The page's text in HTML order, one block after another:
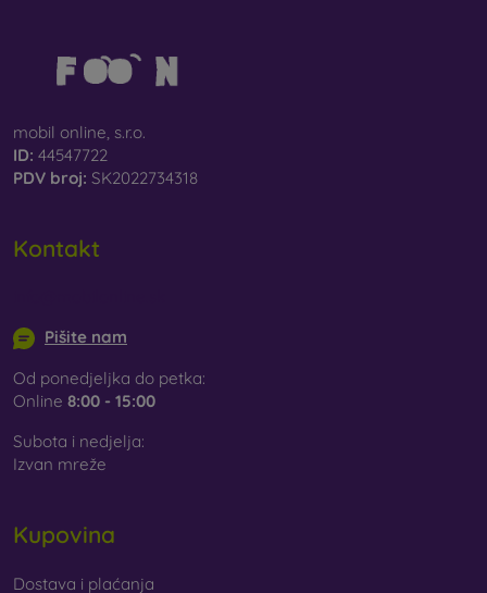
mobil online, s.r.o.
ID: 44547722
PDV broj: SK2022734318
Kontakt
Pišite nam
Od ponedjeljka do petka:
Online 8:00 - 15:00
Subota i nedjelja:
Izvan mreže
Kupovina
Dostava i plaćanja